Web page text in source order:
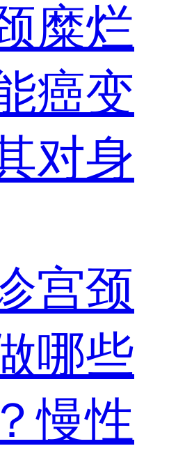
糜烂
癌变
对身
宫颈
哪些
慢性